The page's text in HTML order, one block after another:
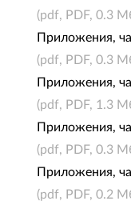
(pdf, PDF, 0.3
Приложения,
(pdf, PDF, 0.3
Приложения,
(pdf, PDF, 1.3
Приложения,
(pdf, PDF, 0.3
Приложения,
(pdf, PDF, 0.2